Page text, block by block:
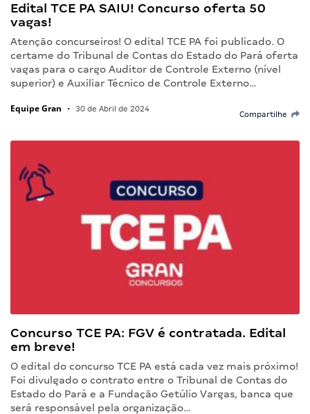
Edital TCE PA SAIU! Concurso oferta 50
vagas!
Atenção concurseiros! O edital TCE PA foi publicado. O
certame do Tribunal de Contas do Estado do Pará oferta
vagas para o cargo Auditor de Controle Externo (nível
superior) e Auxiliar Técnico de Controle Externo…
Equipe Gran • 30 de Abril de 2024
Compartilhe
Concurso TCE PA: FGV é contratada. Edital
em breve!
O edital do concurso TCE PA está cada vez mais próximo!
Foi divulgado o contrato entre o Tribunal de Contas do
Estado do Pará e a Fundação Getúlio Vargas, banca que
será responsável pela organização…